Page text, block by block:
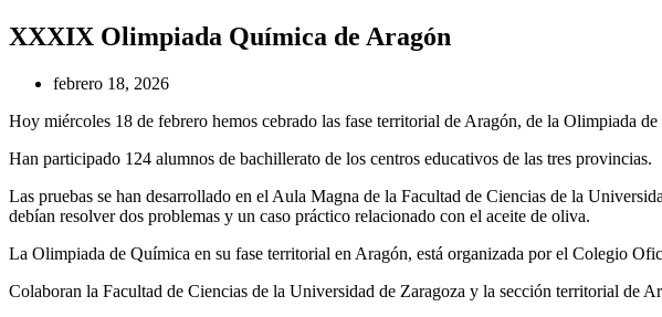
XXXIX Olimpiada Química de Aragón
febrero 18, 2026
Hoy miércoles 18 de febrero hemos cebrado las fase territorial de Aragón, de la Olimpiada
Han participado 124 alumnos de bachillerato de los centros educativos de las tres provincias.
Las pruebas se han desarrollado en el Aula Magna de la Facultad de Ciencias de la
debían resolver dos problemas y un caso práctico relacionado con el aceite de oliva.
La Olimpiada de Química en su fase territorial en Aragón, está organizada por el Colegio
Colaboran la Facultad de Ciencias de la Universidad de Zaragoza y la sección territorial de